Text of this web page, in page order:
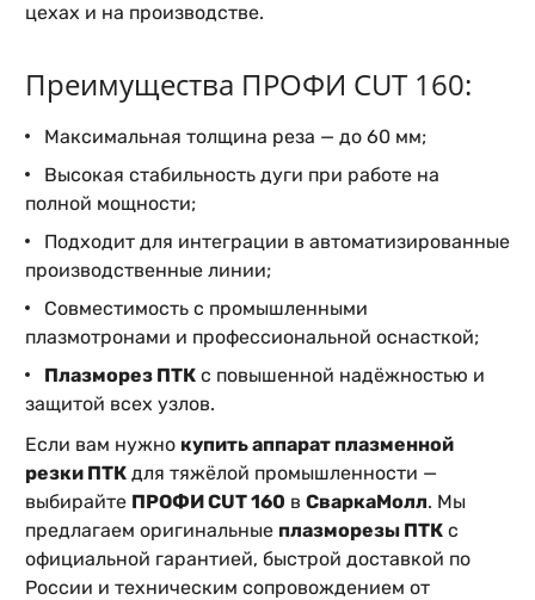
цехах и на производстве.
Преимущества ПРОФИ CUT 160:
Максимальная толщина реза — до 60 мм;
Высокая стабильность дуги при работе на
полной мощности;
Подходит для интеграции в автоматизированные
производственные линии;
Совместимость с промышленными
плазмотронами и профессиональной оснасткой;
Плазморез ПТК с повышенной надёжностью и
защитой всех узлов.
Если вам нужно купить аппарат плазменной
резки ПТК для тяжёлой промышленности —
выбирайте ПРОФИ CUT 160 в СваркаМолл. Мы
предлагаем оригинальные плазморезы ПТК с
официальной гарантией, быстрой доставкой по
России и техническим сопровождением от